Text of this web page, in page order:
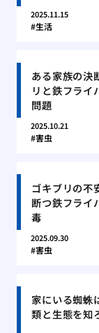
2025.11.15
生活
ある家族の決
リと鉄フライ
問題
2025.10.21
害虫
ゴキブリの不
断つ鉄フライ
毒
2025.09.30
害虫
家にいる蜘蛛
類と生態を知